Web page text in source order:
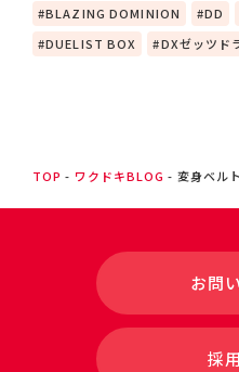
BLAZING DOMINION
DD
DUELIST BOX
DXゼッツド
TOP ワクドキBLOG 変身ベルト
お問
採